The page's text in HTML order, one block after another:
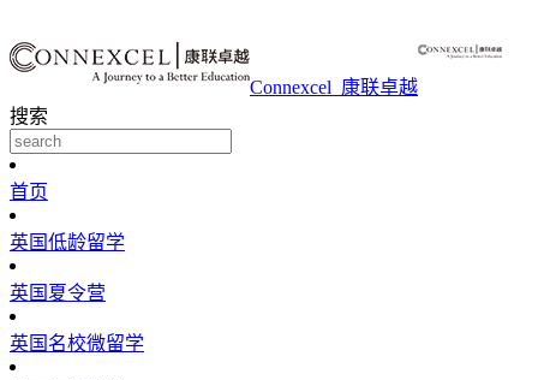
Connexcel_康联卓越
搜索
首页
英国低龄留学
英国夏令营
英国名校微留学